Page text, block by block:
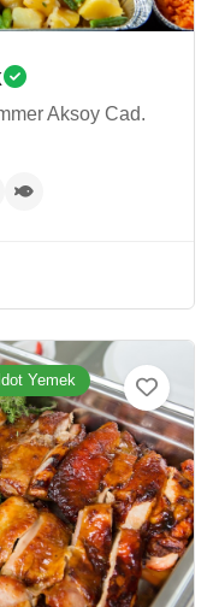
Aksoy Cad.
Yemek